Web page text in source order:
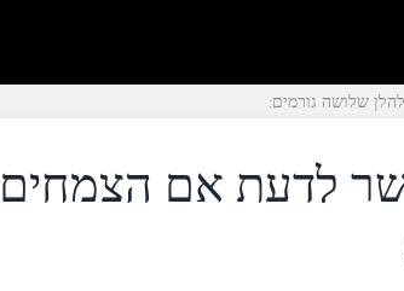
שלושה גורמים:
לדעת אם הצמחים